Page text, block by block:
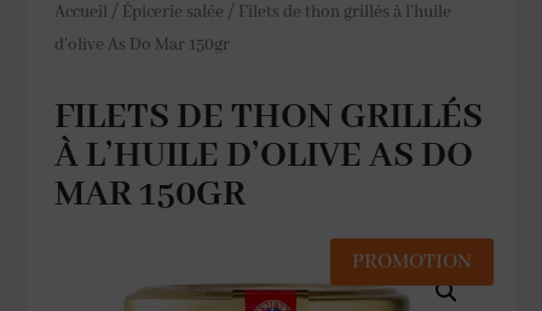
Accueil / Épicerie salée / Filets de thon grillés à l’huile
d’olive As Do Mar 150gr
FILETS DE THON GRILLÉS
À L’HUILE D’OLIVE AS DO
MAR 150GR
PROMOTION